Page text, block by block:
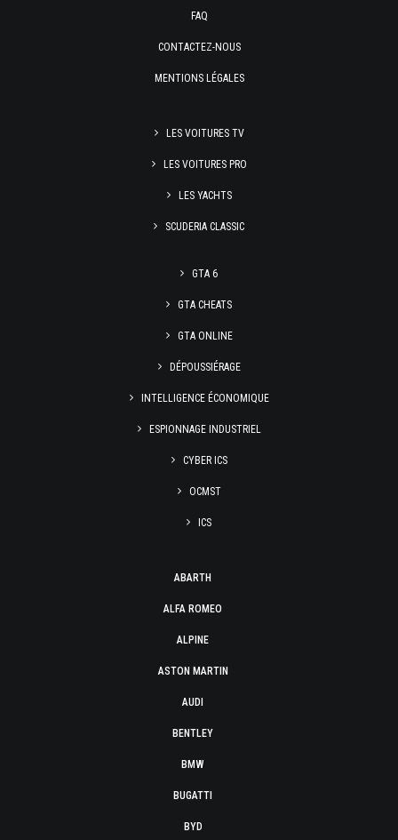
FAQ
CONTACTEZ-NOUS
MENTIONS LÉGALES
LES VOITURES TV
LES VOITURES PRO
LES YACHTS
SCUDERIA CLASSIC
GTA 6
GTA CHEATS
GTA ONLINE
DÉPOUSSIÉRAGE
INTELLIGENCE ÉCONOMIQUE
ESPIONNAGE INDUSTRIEL
CYBER ICS
OCMST
ICS
ABARTH
ALFA ROMEO
ALPINE
ASTON MARTIN
AUDI
BENTLEY
BMW
BUGATTI
BYD